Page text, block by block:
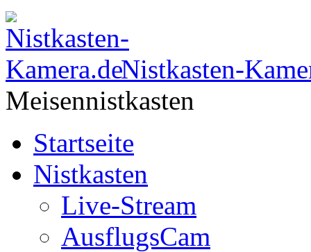
Nistkasten-
Meisennistkasten
Startseite
Nistkasten
Live-Stream
AusflugsCam